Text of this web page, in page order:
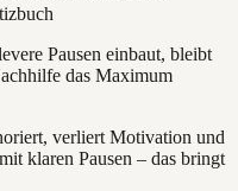
Pausen einbaut, bleibt
das Maximum
verliert Motivation und
klaren Pausen – das bringt